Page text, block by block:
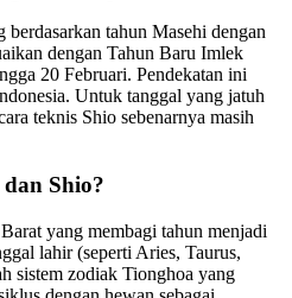
tahun Masehi dengan
dengan Tahun Baru Imlek
20 Februari. Pendekatan ini
Untuk tanggal yang jatuh
teknis Shio sebenarnya masih
Shio?
yang membagi tahun menjadi
lahir (seperti Aries, Taurus,
sistem zodiak Tionghoa yang